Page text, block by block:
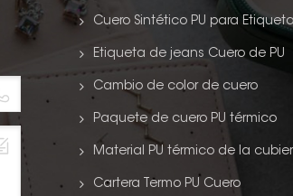
Cuero Sintético PU para Etiqueta
Etiqueta de jeans Cuero de PU
Cambio de color de cuero
Paquete de cuero PU térmico
Material PU térmico de la
Cartera Termo PU Cuero